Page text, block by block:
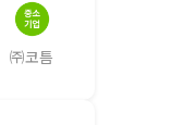
㈜코틈